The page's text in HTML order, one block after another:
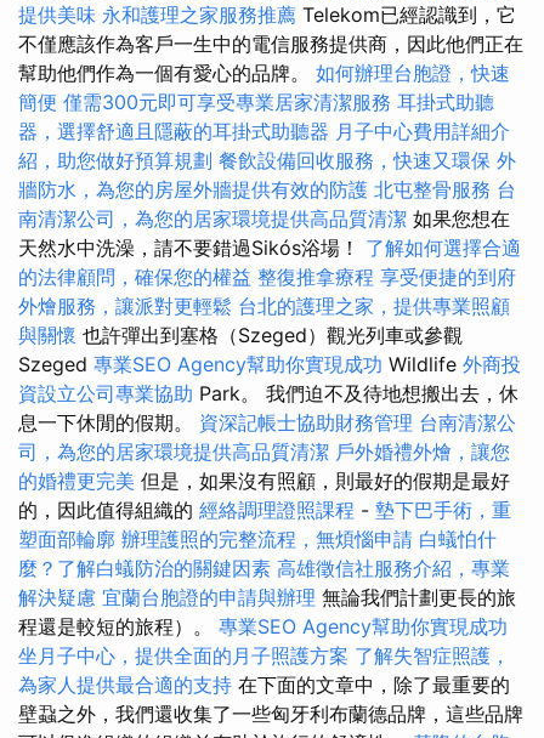
提供美味 永和護理之家服務推薦 Telekom已經認識到，它
不僅應該作為客戶一生中的電信服務提供商，因此他們正在
幫助他們作為一個有愛心的品牌。 如何辦理台胞證，快速
簡便 僅需300元即可享受專業居家清潔服務 耳掛式助聽
器，選擇舒適且隱蔽的耳掛式助聽器 月子中心費用詳細介
紹，助您做好預算規劃 餐飲設備回收服務，快速又環保 外
牆防水，為您的房屋外牆提供有效的防護 北屯整骨服務 台
南清潔公司，為您的居家環境提供高品質清潔 如果您想在
天然水中洗澡，請不要錯過Sikós浴場！ 了解如何選擇合適
的法律顧問，確保您的權益 整復推拿療程 享受便捷的到府
外燴服務，讓派對更輕鬆 台北的護理之家，提供專業照顧
與關懷 也許彈出到塞格（Szeged）觀光列車或參觀
Szeged 專業SEO Agency幫助你實現成功 Wildlife 外商投
資設立公司專業協助 Park。 我們迫不及待地想搬出去，休
息一下休閒的假期。 資深記帳士協助財務管理 台南清潔公
司，為您的居家環境提供高品質清潔 戶外婚禮外燴，讓您
的婚禮更完美 但是，如果沒有照顧，則最好的假期是最好
的，因此值得組織的 經絡調理證照課程 - 墊下巴手術，重
塑面部輪廓 辦理護照的完整流程，無煩惱申請 白蟻怕什
麼？了解白蟻防治的關鍵因素 高雄徵信社服務介紹，專業
解決疑慮 宜蘭台胞證的申請與辦理 無論我們計劃更長的旅
程還是較短的旅程）。 專業SEO Agency幫助你實現成功
坐月子中心，提供全面的月子照護方案 了解失智症照護，
為家人提供最合適的支持 在下面的文章中，除了最重要的
壁蝨之外，我們還收集了一些匈牙利布蘭德品牌，這些品牌